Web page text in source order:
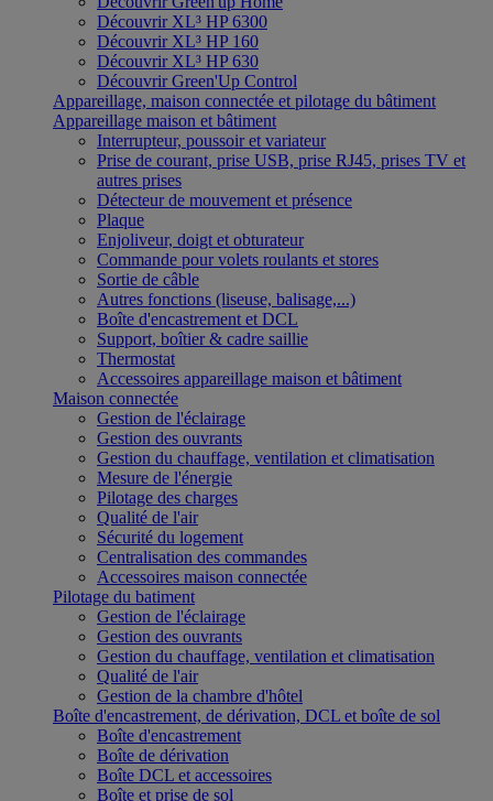
Découvrir XL³ HP 6300
Découvrir XL³ HP 160
Découvrir XL³ HP 630
Découvrir Green'Up Control
Appareillage, maison connectée et pilotage du bâtiment
Appareillage maison et bâtiment
Interrupteur, poussoir et variateur
Prise de courant, prise USB, prise RJ45, prises TV et
autres prises
Détecteur de mouvement et présence
Plaque
Enjoliveur, doigt et obturateur
Commande pour volets roulants et stores
Sortie de câble
Autres fonctions (liseuse, balisage,...)
Boîte d'encastrement et DCL
Support, boîtier & cadre saillie
Thermostat
Accessoires appareillage maison et bâtiment
Maison connectée
Gestion de l'éclairage
Gestion des ouvrants
Gestion du chauffage, ventilation et climatisation
Mesure de l'énergie
Pilotage des charges
Qualité de l'air
Sécurité du logement
Centralisation des commandes
Accessoires maison connectée
Pilotage du batiment
Gestion de l'éclairage
Gestion des ouvrants
Gestion du chauffage, ventilation et climatisation
Qualité de l'air
Gestion de la chambre d'hôtel
Boîte d'encastrement, de dérivation, DCL et boîte de sol
Boîte d'encastrement
Boîte de dérivation
Boîte DCL et accessoires
Boîte et prise de sol